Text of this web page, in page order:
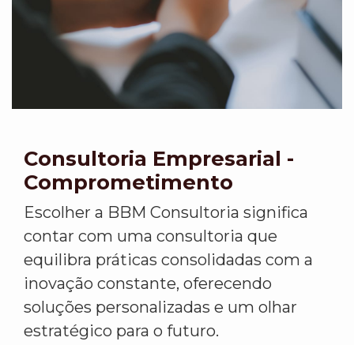
Consultoria Empresarial -
Comprometimento
Escolher a BBM Consultoria significa
contar com uma consultoria que
equilibra práticas consolidadas com a
inovação constante, oferecendo
soluções personalizadas e um olhar
estratégico para o futuro.